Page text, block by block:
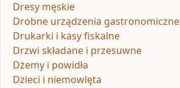
Dresy męskie
Drobne urządzenia gastronomiczne
Drukarki i kasy fiskalne
Drzwi składane i przesuwne
Dżemy i powidła
Dzieci i niemowlęta